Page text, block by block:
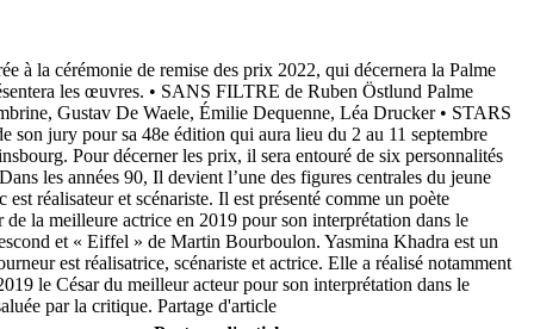
à la cérémonie de remise des prix 2022, qui décernera la Palme
les œuvres. • SANS FILTRE de Ruben Öst­lund Palme
Gus­tav De Waele, Émi­lie Dequenne, Léa Drucker • STARS
jury pour sa 48e édition qui aura lieu du 2 au 11 septembre
Pour décerner les prix, il sera entouré de six personnalités
les années 90, Il devient l’une des figures centrales du jeune
réalisateur et scénariste. Il est présenté comme un poète
la meilleure actrice en 2019 pour son interprétation dans le
et « Eiffel » de Martin Bourboulon. Yasmina Khadra est un
est réalisatrice, scénariste et actrice. Elle a réalisé notamment
le César du meilleur acteur pour son interprétation dans le
par la critique. Partage d'article